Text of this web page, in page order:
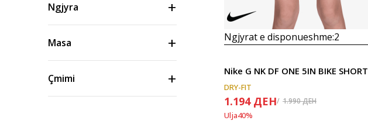
Ngjyra
Masa
Çmimi
Ngjyrat e disponueshme:2
Nike G NK DF ONE 5IN BIKE SHORT
DRY-FIT
1.194 ДЕН 1.990ДЕН
Ulja40%